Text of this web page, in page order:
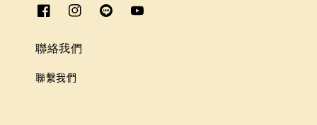
聯絡我們
聯繫我們